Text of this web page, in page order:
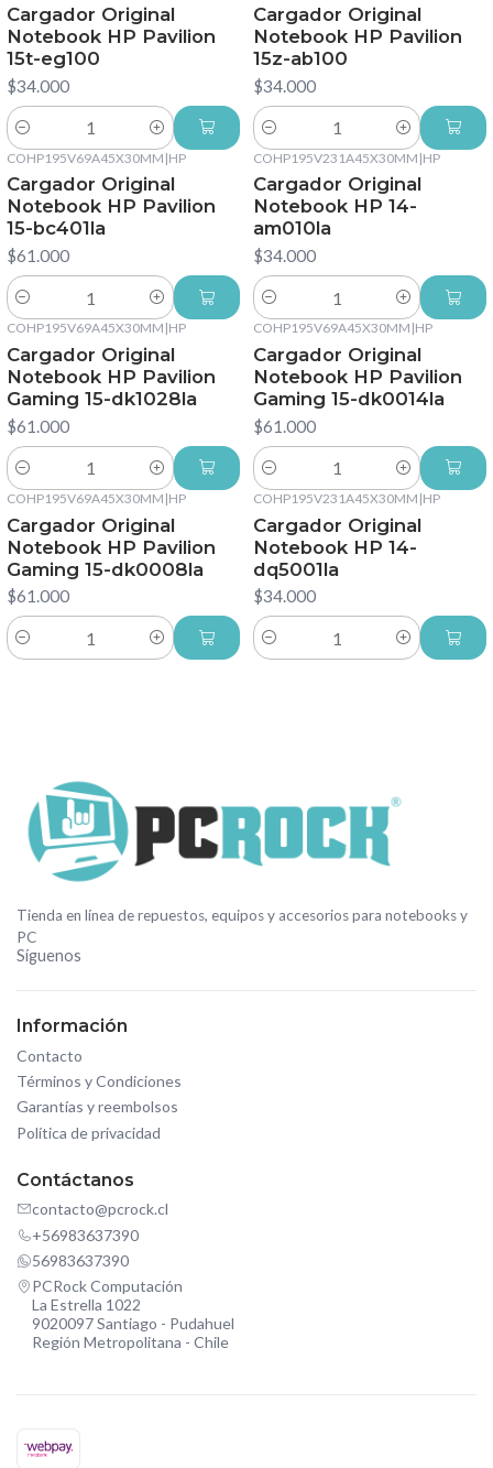
Cargador Original
Notebook HP Pavilion
15t-eg100
$34.000
Cantidad
Cargador Original
Notebook HP Pavilion
15z-ab100
$34.000
Cantidad
COHP195V69A45X30MM |HP
Cargador Original
Notebook HP Pavilion
15-bc401la
$61.000
Cantidad
COHP195V231A45X30MM |HP
Cargador Original
Notebook HP 14-
am010la
$34.000
Cantidad
COHP195V69A45X30MM |HP
Cargador Original
Notebook HP Pavilion
Gaming 15-dk1028la
$61.000
Cantidad
COHP195V69A45X30MM |HP
Cargador Original
Notebook HP Pavilion
Gaming 15-dk0014la
$61.000
Cantidad
COHP195V69A45X30MM |HP
Cargador Original
Notebook HP Pavilion
Gaming 15-dk0008la
$61.000
Cantidad
COHP195V231A45X30MM |HP
Cargador Original
Notebook HP 14-
dq5001la
$34.000
Cantidad
Tienda en línea de repuestos, equipos y accesorios para notebooks y
PC
Síguenos
Información
Contacto
Términos y Condiciones
Garantías y reembolsos
Política de privacidad
Contáctanos
contacto@pcrock.cl
+56983637390
56983637390
PCRock Computación
La Estrella 1022
9020097 Santiago - Pudahuel
Región Metropolitana - Chile